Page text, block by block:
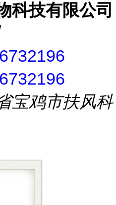
科技有限公司
宝鸡市扶风科